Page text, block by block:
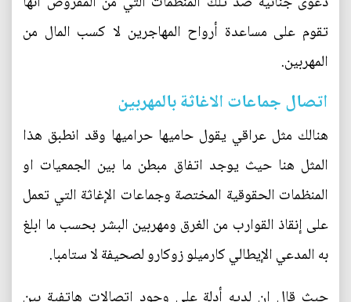
تقوم على مساعدة أرواح المهاجرين لا كسب المال من
المهربين.
اتصال جماعات الاغاثة بالمهربين
هنالك مثل عراقي يقول حاميها حراميها وقد انطبق هذا
المثل هنا حيث يوجد اتفاق مبطن ما بين الجمعيات او
المنظمات الحقوقية المختصة وجماعات الإغاثة التي تعمل
على إنقاذ القوارب من الغرق ومهربين البشر بحسب ما ابلغ
به المدعي الإيطالي كارميلو زوكارو لصحيفة لا ستامبا.